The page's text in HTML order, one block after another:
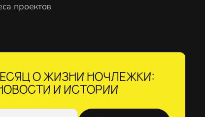
проектов
О ЖИЗНИ НОЧЛЕЖКИ:
И ИСТОРИИ